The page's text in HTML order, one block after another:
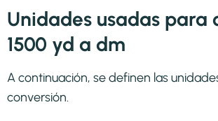
Unidades usadas para
1500 yd a dm
A continuación, se definen las
conversión.